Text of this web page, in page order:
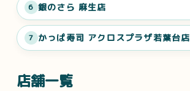
6 銀のさら 麻生店
7 かっぱ寿司 アクロスプラザ若葉台店
店舗一覧